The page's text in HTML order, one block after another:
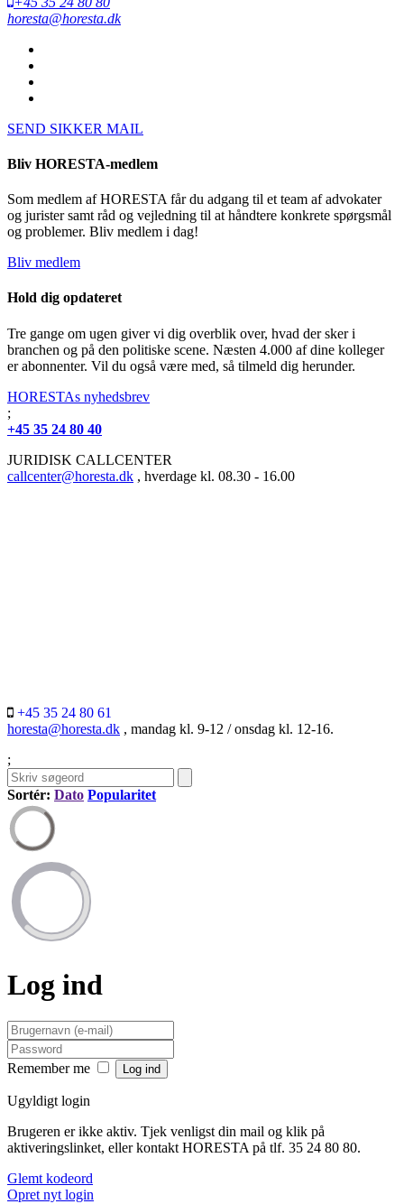
horesta@horesta.dk
SEND SIKKER MAIL
Bliv HORESTA-medlem
Som medlem af HORESTA får du adgang til et team af advokater
og jurister samt råd og vejledning til at håndtere konkrete spørgsmål
og problemer. Bliv medlem i dag!
Bliv medlem
Hold dig opdateret
Tre gange om ugen giver vi dig overblik over, hvad der sker i
branchen og på den politiske scene. Næsten 4.000 af dine kolleger
er abonnenter. Vil du også være med, så tilmeld dig herunder.
HORESTAs nyhedsbrev
;
+45 35 24 80 40
JURIDISK CALLCENTER
callcenter@horesta.dk , hverdage kl. 08.30 - 16.00
+45 35 24 80 61
horesta@horesta.dk , mandag kl. 9-12 / onsdag kl. 12-16.
;
Sortér: Dato Popularitet
Log ind
Remember me
Ugyldigt login
Brugeren er ikke aktiv. Tjek venligst din mail og klik på
aktiveringslinket, eller kontakt HORESTA på tlf. 35 24 80 80.
Glemt kodeord
Opret nyt login